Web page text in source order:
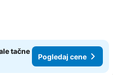
tačne
Pogledaj cene